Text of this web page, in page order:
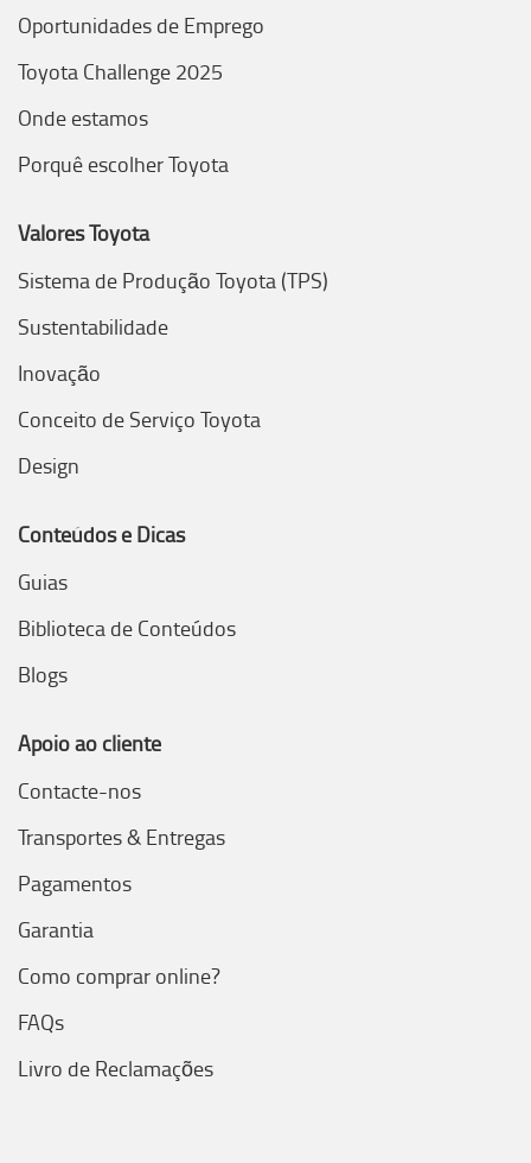
Oportunidades de Emprego
Toyota Challenge 2025
Onde estamos
Porquê escolher Toyota
Valores Toyota
Sistema de Produção Toyota (TPS)
Sustentabilidade
Inovação
Conceito de Serviço Toyota
Design
Conteúdos e Dicas
Guias
Biblioteca de Conteúdos
Blogs
Apoio ao cliente
Contacte-nos
Transportes & Entregas
Pagamentos
Garantia
Como comprar online?
FAQs
Livro de Reclamações